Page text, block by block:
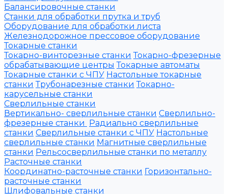
Балансировочные станки
Станки для обработки прутка и труб
Оборудование для обработки листа
Железнодорожное прессовое оборудование
Токарные станки
Токарно-винторезные станки Токарно-фрезерные
обрабатывающие центры Токарные автоматы
Токарные станки с ЧПУ Настольные токарные
станки Трубонарезные станки Токарно-
карусельные станки
Сверлильные станки
Вертикально- сверлильные станки Сверлильно-
фрезерные станки Радиально сверлильные
станки Сверлильные станки с ЧПУ Настольные
сверлильные станки Магнитные сверлильные
станки Рельсосверлильные станки по металлу
Расточные станки
Координатно-расточные станки Горизонтально-
расточные станки
Шлифовальные станки